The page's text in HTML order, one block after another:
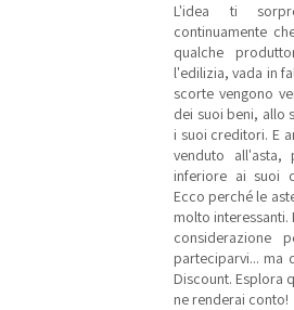
L'idea ti
continuamente
qualche
l'edilizia, vada in
scorte vengono
dei suoi beni, allo
i suoi creditori. E
venduto
inferiore ai suoi
Ecco perché le
molto interessanti.
considerazione
parteciparvi... ma
Discount. Esplora
ne renderai conto!